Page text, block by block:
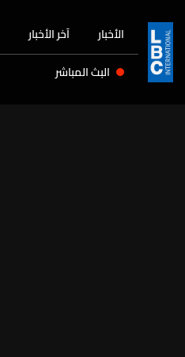
الأخبار آخر الأخبار
البث المباشر